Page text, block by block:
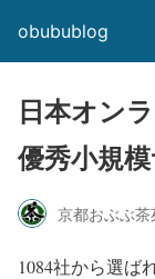
obubublog
日本オン
優秀小規
京都おぶぶ茶
1084社から選ば